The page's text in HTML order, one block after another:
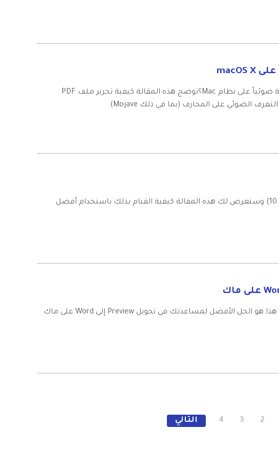
هل تبحث عن أفضل طريقة لتحرير ملفات PDF الممسوحة ضوئياً على نظام Mac؟توضح هذه المقالة كيفية تحرير ملف PDF
إذا كنت تريد تحويل PDF إلى نص على ماك (متوافق مع 10.14) وستعرض لك هذه المقالة كيفية القيام بذلك باستخدام أفضل
هل تتساءل عن كيفية تحويل PDF إلى Word مع Preview؟ هذا هو الحل الأفضل لمساعدتك في تحويل Preview إلى Word على ماك
2
3
4 التالي